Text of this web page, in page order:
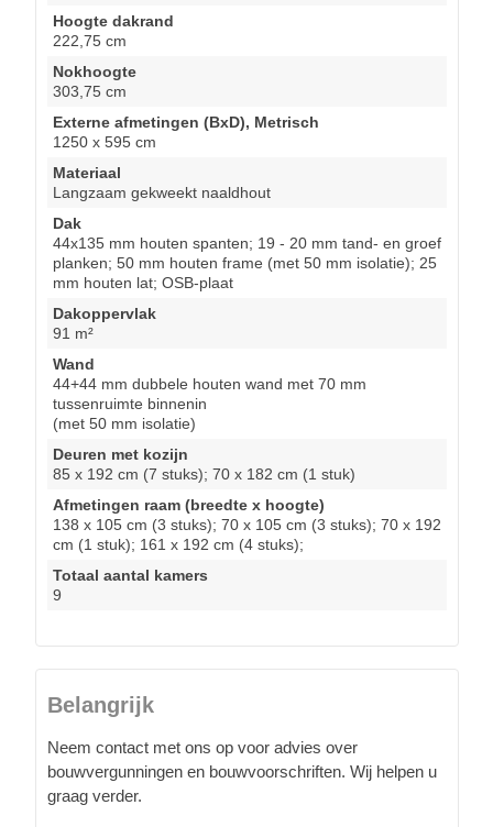
Hoogte dakrand
222,75 cm
Nokhoogte
303,75 cm
Externe afmetingen (BxD), Metrisch
1250 x 595 cm
Materiaal
Langzaam gekweekt naaldhout
Dak
44x135 mm houten spanten; 19 - 20 mm tand- en groef
planken; 50 mm houten frame (met 50 mm isolatie); 25
mm houten lat; OSB-plaat
Dakoppervlak
91 m²
Wand
44+44 mm dubbele houten wand met 70 mm
tussenruimte binnenin
(met 50 mm isolatie)
Deuren met kozijn
85 x 192 cm (7 stuks); 70 x 182 cm (1 stuk)
Afmetingen raam (breedte x hoogte)
138 x 105 cm (3 stuks); 70 x 105 cm (3 stuks); 70 x 192
cm (1 stuk); 161 x 192 cm (4 stuks);
Totaal aantal kamers
9
Belangrijk
Neem contact met ons op voor advies over
bouwvergunningen en bouwvoorschriften. Wij helpen u
graag verder.